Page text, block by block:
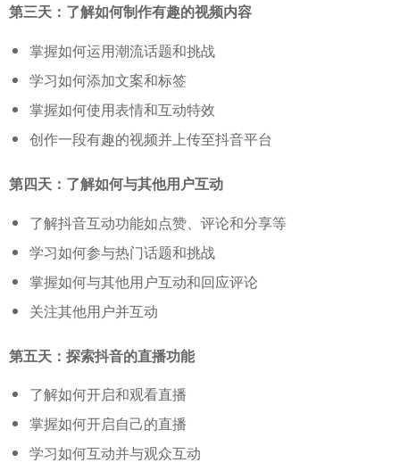
第三天：了解如何制作有趣的视频内容
掌握如何运用潮流话题和挑战
学习如何添加文案和标签
掌握如何使用表情和互动特效
创作一段有趣的视频并上传至抖音平台
第四天：了解如何与其他用户互动
了解抖音互动功能如点赞、评论和分享等
学习如何参与热门话题和挑战
掌握如何与其他用户互动和回应评论
关注其他用户并互动
第五天：探索抖音的直播功能
了解如何开启和观看直播
掌握如何开启自己的直播
学习如何互动并与观众互动